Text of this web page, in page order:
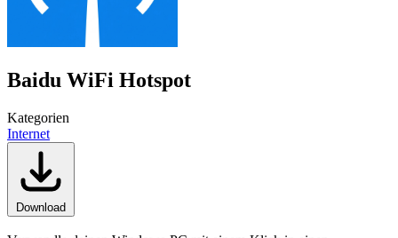
Baidu WiFi Hotspot
Kategorien
Internet
Download